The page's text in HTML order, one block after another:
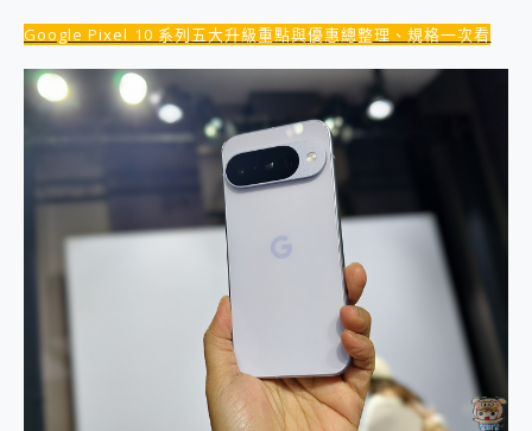
vivo TWS 3e 真無線藍牙耳機智慧降噪升級、音質明亮溫潤，並支援雙設備連接~
MSI Claw 掌機專屬配件包 來囉 完美保護 MSI Claw A1M-026TW 電競掌機
人像旗艦 vivo V30 系列 開箱 評測! 首搭蔡司光學鏡頭、攝影棚級柔光環、拍攝功能最好玩的美拍神機 vivo V30 Pro
一吸完美對位 擁有超強吸力與超好用的隱磁支架 O-ONE MAG 最會吸的行動電源 開箱 評測
OPPO 哈蘇 300mm 專業增距鏡實測：Find X9 Ultra 光學長焦隨手拍，紀錄生活就是這麼簡單
Motorola edge 70 pro 及 moto g37 power上市，登錄在送飛利浦氣炸鍋
Google Pixel 10 系列五大升級重點與優惠總整理、規格一次看